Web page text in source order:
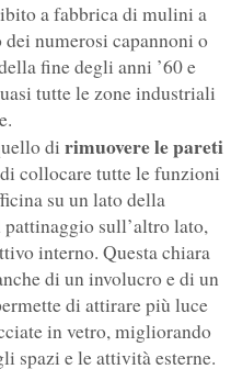
a fabbrica di mulini a
numerosi capannoni o
fine degli anni ’60 e
tutte le zone industriali
dirimuovere le pareti
collocare tutte le funzioni
su un lato della
pattinaggio sull’altro lato,
interno. Questa chiara
di un involucro e di un
di attirare più luce
in vetro, migliorando
spazi e le attività esterne.